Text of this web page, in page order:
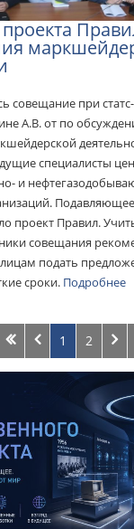
совещание при
А.В. от по
специалисты
и
проект Правил.
совещания
подать
сроки. Подробнее
1 2